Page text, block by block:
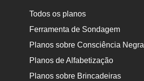
Todos os planos
Ferramenta de Sondagem
Planos sobre Consciência Negra
Planos de Alfabetização
Planos sobre Brincadeiras